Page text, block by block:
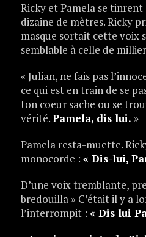
Ricky et Pamela se tinrent
dizaine de mètres. Ricky
masque sortait cette voix
semblable à celle de
« Julian, ne fais pas
ce qui est en train de se
ton coeur sache ou se
vérité.Pamela, dis lui. »
Pamela resta-muette.
monocorde : « Dis-lui,
D’une voix tremblante,
bredouilla » C’était il y a
l’interrompit : « Dis lui